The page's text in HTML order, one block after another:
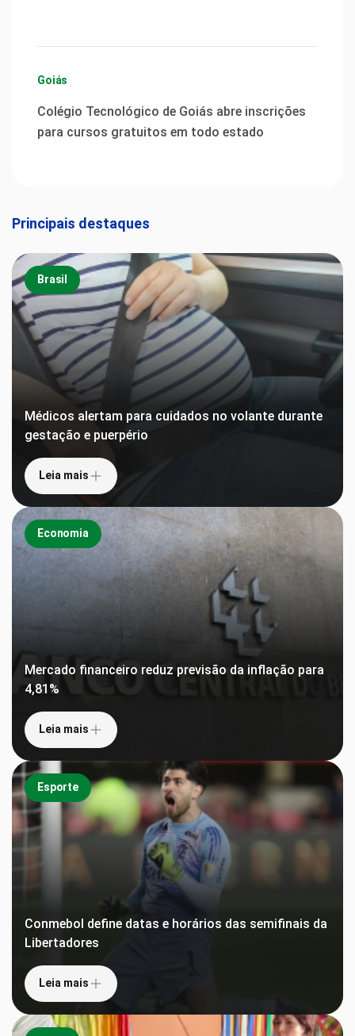
Goiás
Colégio Tecnológico de Goiás abre inscrições
para cursos gratuitos em todo estado
Principais destaques
Brasil
Médicos alertam para cuidados no volante durante
gestação e puerpério
Leia mais
Economia
Mercado financeiro reduz previsão da inflação para
4,81%
Leia mais
Esporte
Conmebol define datas e horários das semifinais da
Libertadores
Leia mais